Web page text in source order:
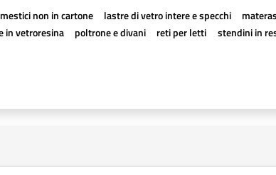
non in cartone lastre di vetro intere e specchi
in vetroresina poltrone e divani reti per letti stendini in